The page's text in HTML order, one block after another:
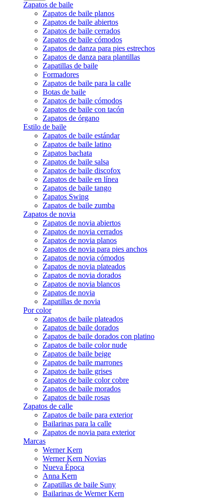
Zapatos de baile
Zapatos de baile planos
Zapatos de baile abiertos
Zapatos de baile cerrados
Zapatos de baile cómodos
Zapatos de danza para pies estrechos
Zapatos de danza para plantillas
Zapatillas de baile
Formadores
Zapatos de baile para la calle
Botas de baile
Zapatos de baile cómodos
Zapatos de baile con tacón
Zapatos de órgano
Estilo de baile
Zapatos de baile estándar
Zapatos de baile latino
Zapatos bachata
Zapatos de baile salsa
Zapatos de baile discofox
Zapatos de baile en línea
Zapatos de baile tango
Zapatos Swing
Zapatos de baile zumba
Zapatos de novia
Zapatos de novia abiertos
Zapatos de novia cerrados
Zapatos de novia planos
Zapatos de novia para pies anchos
Zapatos de novia cómodos
Zapatos de novia plateados
Zapatos de novia dorados
Zapatos de novia blancos
Zapatos de novia
Zapatillas de novia
Por color
Zapatos de baile plateados
Zapatos de baile dorados
Zapatos de baile dorados con platino
Zapatos de baile color nude
Zapatos de baile beige
Zapatos de baile marrones
Zapatos de baile grises
Zapatos de baile color cobre
Zapatos de baile morados
Zapatos de baile rosas
Zapatos de calle
Zapatos de baile para exterior
Bailarinas para la calle
Zapatos de novia para exterior
Marcas
Werner Kern
Werner Kern Novias
Nueva Época
Anna Kern
Zapatillas de baile Suny
Bailarinas de Werner Kern